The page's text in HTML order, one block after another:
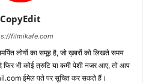
CopyEdit
filmikafe.com
लोगों का समूह है, जो ख़बरों को लिखते समय
फिर भी कोई त्रुटि या कमी पेशी नजर आए, तो आप
ईमेल पते पर सूचित कर सकते हैं।